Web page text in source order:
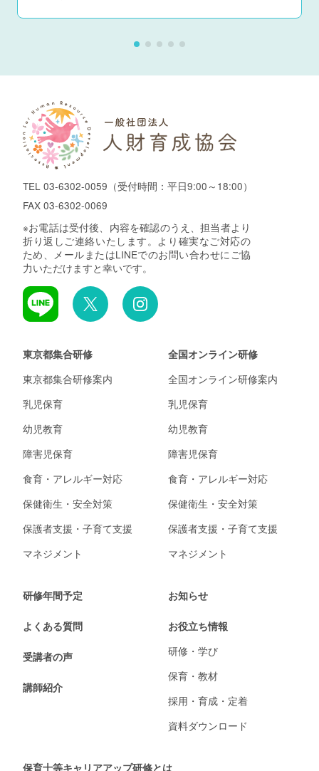
TEL 03-6302-0059 （受付時間：平日9:00～18:00）
FAX 03-6302-0069
※お電話は受付後、内容を確認のうえ、担当者より
折り返しご連絡いたします。より確実なご対応の
ため、メールまたはLINEでのお問い合わせにご協
力いただけますと幸いです。
東京都集合研修
東京都集合研修案内
乳児保育
幼児教育
障害児保育
食育・アレルギー対応
保健衛生・安全対策
保護者支援・子育て支援
マネジメント
全国オンライン研修
全国オンライン研修案内
乳児保育
幼児教育
障害児保育
食育・アレルギー対応
保健衛生・安全対策
保護者支援・子育て支援
マネジメント
研修年間予定
よくある質問
受講者の声
講師紹介
お知らせ
お役立ち情報
研修・学び
保育・教材
採用・育成・定着
資料ダウンロード
保育士等キャリアアップ研修とは